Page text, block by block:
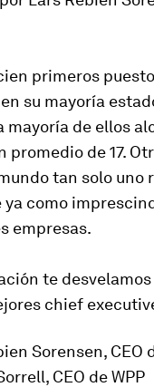
primeros
su mayoría
mayoría de ellos
promedio de 17.
tan solo
como
empresas.
te
chief
Sorensen, CEO
CEO de WPP